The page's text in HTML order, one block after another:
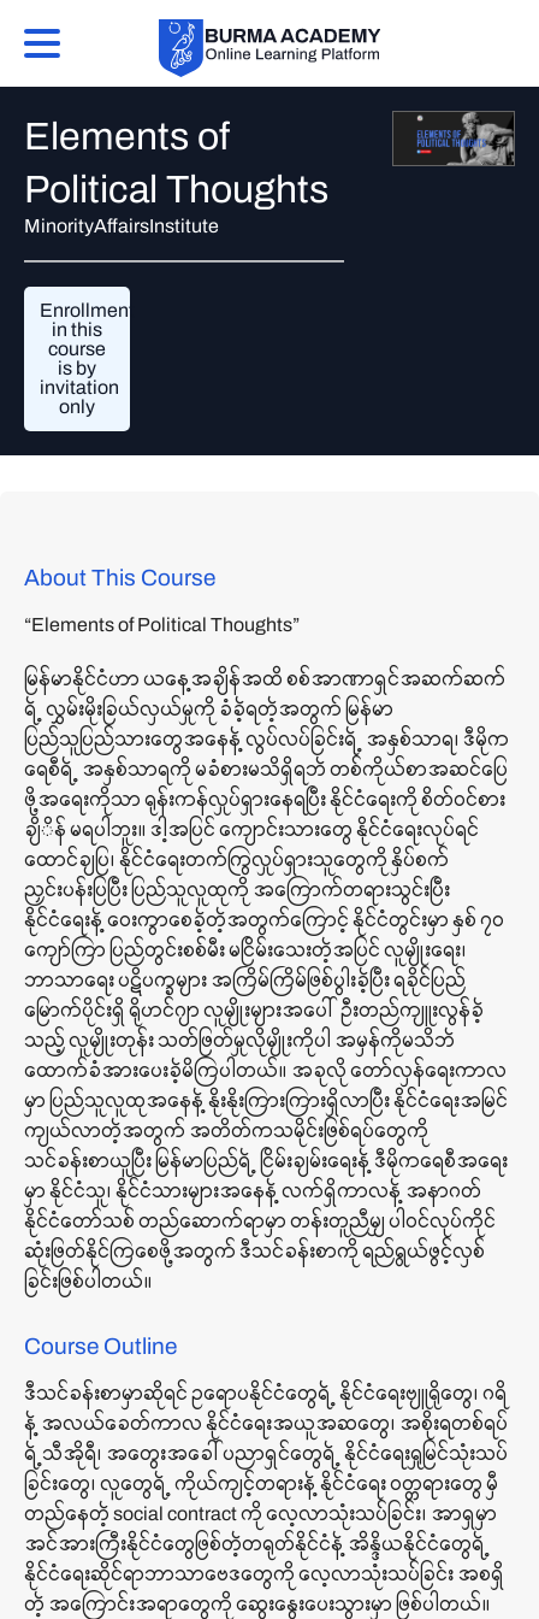
Elements of
Political Thoughts
MinorityAffairsInstitute
Enrollment
in this
course
is by
invitation
only
About This Course
“Elements of Political Thoughts”
မြန်မာနိုင်ငံဟာ ယနေ့အချိန်အထိ စစ်အာဏာရှင်အဆက်ဆက်
ရဲ့ လွှမ်းမိုးခြယ်လှယ်မှုကို ခံခဲ့ရတဲ့အတွက် မြန်မာ
ပြည်သူပြည်သားတွေအနေနဲ့ လွပ်လပ်ခြင်းရဲ့ အနှစ်သာရ၊ ဒီမိုက
ရေစီရဲ့ အနှစ်သာရကို မခံစားမသိရှိရဘဲ တစ်ကိုယ်စာအဆင်ပြေ
ဖို့အရေးကိုသာ ရုန်းကန်လှုပ်ရှားနေရပြီး နိုင်ငံရေးကို စိတ်ဝင်စား
ချိိန် မရပါဘူး။ ဒါ့အပြင် ကျောင်းသားတွေ နိုင်ငံရေးလုပ်ရင်
ထောင်ချပြ၊ နိုင်ငံရေးတက်ကြွလှုပ်ရှားသူတွေကို နှိပ်စက်
ညှင်းပန်းပြပြီး ပြည်သူလူထုကို အကြောက်တရားသွင်းပြီး
နိုင်ငံရေးနဲ့ ဝေးကွာစေခဲ့တဲ့အတွက်ကြောင့် နိုင်ငံတွင်းမှာ နှစ် ၇၀
ကျော်ကြာ ပြည်တွင်းစစ်မီး မငြိမ်းသေးတဲ့အပြင် လူမျိုးရေး၊
ဘာသာရေး ပဋိပက္ခများ အကြိမ်ကြိမ်ဖြစ်ပွါးခဲ့ပြီး ရခိုင်ပြည်
မြောက်ပိုင်းရှိ ရိုဟင်ဂျာ လူမျိုးများအပေါ် ဦးတည်ကျူးလွန်ခဲ့
သည့် လူမျိုးတုန်း သတ်ဖြတ်မှုလိုမျိုးကိုပါ အမှန်ကိုမသိဘဲ
ထောက်ခံအားပေးခဲ့မိကြပါတယ်။ အခုလို တော်လှန်ရေးကာလ
မှာ ပြည်သူလူထုအနေနဲ့ နိုးနိုးကြားကြားရှိလာပြီး နိုင်ငံရေးအမြင်
ကျယ်လာတဲ့အတွက် အတိတ်ကသမိုင်းဖြစ်ရပ်တွေကို
သင်ခန်းစာယူပြီး မြန်မာပြည်ရဲ့ ငြိမ်းချမ်းရေးနဲ့ ဒီမိုကရေစီအရေး
မှာ နိုင်ငံသူ၊ နိုင်ငံသားများအနေနဲ့ လက်ရှိကာလနဲ့ အနာဂတ်
နိုင်ငံတော်သစ် တည်ဆောက်ရာမှာ တန်းတူညီမျှ ပါဝင်လုပ်ကိုင်
ဆုံးဖြတ်နိုင်ကြစေဖို့အတွက် ဒီသင်ခန်းစာကို ရည်ရွယ်ဖွင့်လှစ်
ခြင်းဖြစ်ပါတယ်။
Course Outline
ဒီသင်ခန်းစာမှာဆိုရင် ဥရောပနိုင်ငံတွေရဲ့ နိုင်ငံရေးဗျူရိုတွေ၊ ဂရိ
နဲ့ အလယ်ခေတ်ကာလ နိုင်ငံရေးအယူအဆတွေ၊ အစိုးရတစ်ရပ်
ရဲ့သီအိုရီ၊ အတွေးအခေါ်ပညာရှင်တွေရဲ့ နိုင်ငံရေးရှုမြင်သုံးသပ်
ခြင်းတွေ၊ လူတွေရဲ့ ကိုယ်ကျင့်တရားနဲ့ နိုင်ငံရေး ၀တ္တရားတွေ မှီ
တည်နေတဲ့ social contract ကို လေ့လာသုံးသပ်ခြင်း၊ အာရှမှာ
အင်အားကြီးနိုင်ငံတွေဖြစ်တဲ့တရုတ်နိုင်ငံနဲ့ အိန္ဒိယနိုင်ငံတွေရဲ့
နိုင်ငံရေးဆိုင်ရာဘာသာဗေဒတွေကို လေ့လာသုံးသပ်ခြင်း အစရှိ
တဲ့ အကြောင်းအရာတွေကို ဆွေးနွေးပေးသွားမှာ ဖြစ်ပါတယ်။